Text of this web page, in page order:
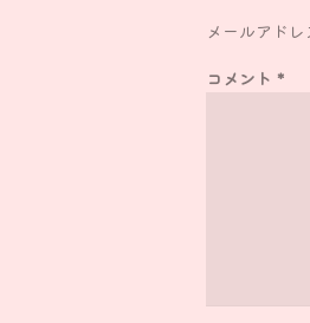
メールアド
コメント *